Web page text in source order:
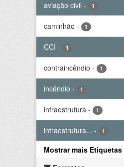
aviação civil - 1
caminhão - 1
CCI - 1
contraincêndio - 1
incêndio - 1
infraestrutura - 1
infraestrutura... - 1
Mostrar mais Etiquetas